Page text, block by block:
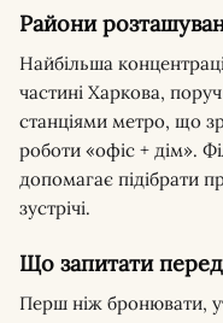
Райони
Найбільша
частині Харкова,
станціями метро, що
роботи «офіс + дім».
допомагає підібрати
зустрічі.
Що запитати
Перш ніж бронювати,